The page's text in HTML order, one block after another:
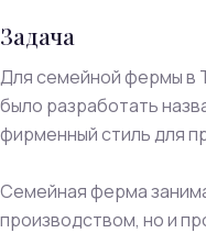
Задача
Для семейной фермы в
было разработать
фирменный стиль для
Семейная ферма
производством, но и